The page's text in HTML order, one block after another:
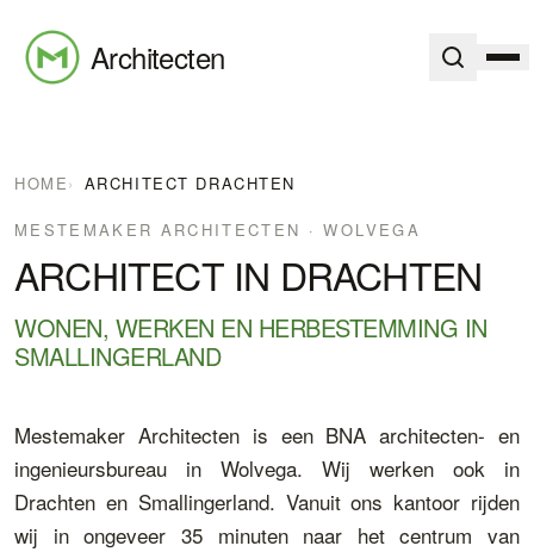
Architecten
HOME› ARCHITECT DRACHTEN
MESTEMAKER ARCHITECTEN · WOLVEGA
ARCHITECT IN DRACHTEN
WONEN, WERKEN EN HERBESTEMMING IN
SMALLINGERLAND
Mestemaker Architecten is een BNA architecten- en
ingenieursbureau in Wolvega. Wij werken ook in
Drachten en Smallingerland. Vanuit ons kantoor rijden
wij in ongeveer 35 minuten naar het centrum van